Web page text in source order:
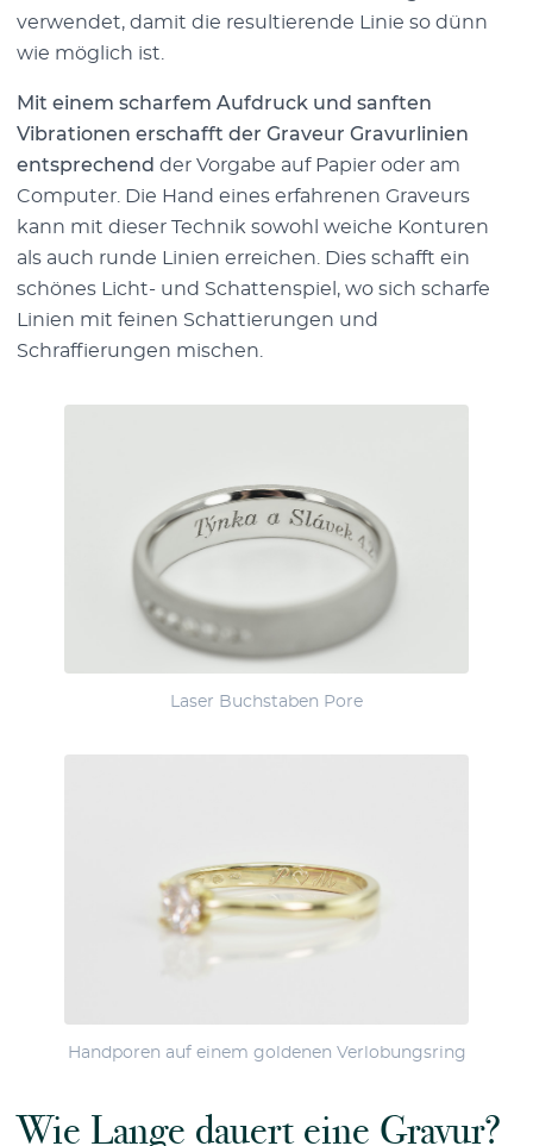
verwendet, damit die resultierende Linie so dünn
wie möglich ist.
Mit einem scharfem Aufdruck und sanften
Vibrationen erschafft der Graveur Gravurlinien
entsprechend der Vorgabe auf Papier oder am
Computer. Die Hand eines erfahrenen Graveurs
kann mit dieser Technik sowohl weiche Konturen
als auch runde Linien erreichen. Dies schafft ein
schönes Licht- und Schattenspiel, wo sich scharfe
Linien mit feinen Schattierungen und
Schraffierungen mischen.
Laser Buchstaben Pore
Handporen auf einem goldenen Verlobungsring
Wie Lange dauert eine Gravur?